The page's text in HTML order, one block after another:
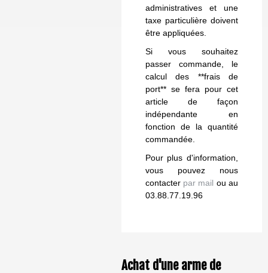
administratives et une
taxe particulière doivent
être appliquées.
Si vous souhaitez
passer commande, le
calcul des **frais de
port** se fera pour cet
article de façon
indépendante en
fonction de la quantité
commandée.
Pour plus d'information,
vous pouvez nous
contacter par mail ou au
03.88.77.19.96
Achat d'une arme de